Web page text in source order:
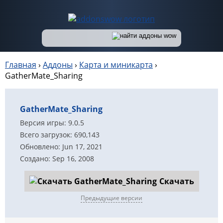
Главная › Аддоны › Карта и миникарта ›
GatherMate_Sharing
GatherMate_Sharing
Версия игры: 9.0.5
Всего загрузок: 690,143
Обновлено: Jun 17, 2021
Создано: Sep 16, 2008
Скачать
Предыдущие версии